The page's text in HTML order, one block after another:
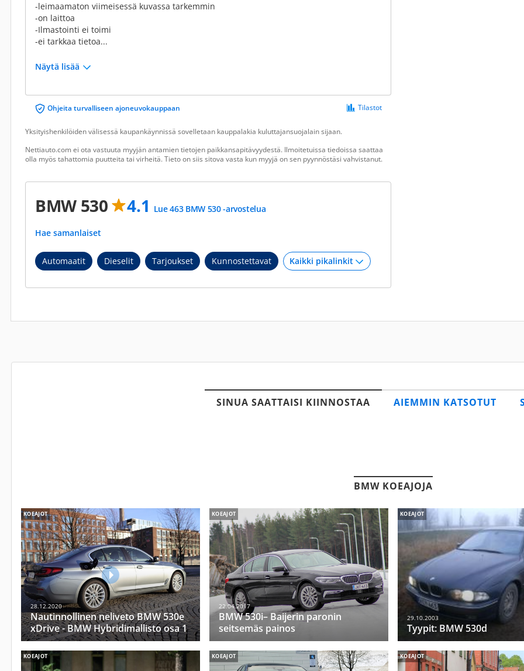
-leimaamaton viimeisessä kuvassa tarkemmin
-on laittoa
-Ilmastointi ei toimi
-ei tarkkaa tietoa...
Näytä lisää
Ohjeita turvalliseen ajoneuvokauppaan Tilastot
Yksityishenkilöiden välisessä kaupankäynnissä sovelletaan kauppalakia kuluttajansuojalain sijaan.
Nettiauto.com ei ota vastuuta myyjän antamien tietojen paikkansapitävyydestä. Ilmoitetuissa tiedoissa saattaa
olla myös tahattomia puutteita tai virheitä. Tieto on siis sitova vasta kun myyjä on sen pyynnöstäsi vahvistanut.
BMW 530 4.1 Lue 463 BMW 530 -arvostelua
Hae samanlaiset
Automaatit Dieselit Tarjoukset Kunnostettavat
SINUA SAATTAISI KIINNOSTAA AIEMMIN KATSOTUT
BMW KOEAJOJA
KOEAJOT
28.12.2020
Nautinnollinen neliveto BMW 530e
xDrive - BMW Hybridimallisto osa 1
KOEAJOT
22.04.2017
BMW 530i– Baijerin paronin
seitsemäs painos
KOEAJOT
29.10.2003
Tyypit: BMW 530d
KOEAJOT KOEAJOT KOEAJOT